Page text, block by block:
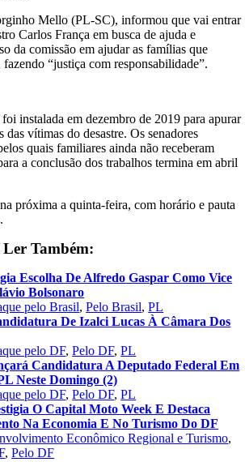
Mello (PL-SC), informou que vai entrar
Carlos França em busca de ajuda e
da comissão em ajudar as famílias que
“justiça com responsabilidade”.
instalada em dezembro de 2019 para apurar
das vítimas do desastre. Os senadores
quais familiares ainda não receberam
a conclusão dos trabalhos termina em abril
próxima a quinta-feira, com horário e pauta
Ler Também:
Escolha De Alfredo Gaspar Como Vice
Bolsonaro
pelo Brasil,Pelo Brasil,PL
De Izalci Lucas À Câmara Dos
pelo DF,Pelo DF,PL
Candidatura A Deputado Federal Em
Neste Domingo (2)
pelo DF,Pelo DF,PL
O Capital Moto Week E Destaca
Na Economia E No Turismo Do DF
Econômico Regional e Turismo,
,Pelo DF